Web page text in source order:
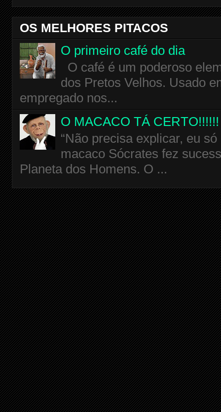
OS MELHORES PITACOS
O primeiro café do dia
O café é um poderoso
dos Pretos Velhos. Usado
empregado nos...
O MACACO TÁ CERTO!!!!!!
“Não precisa explicar, eu
macaco Sócrates fez
Planeta dos Homens. O ...